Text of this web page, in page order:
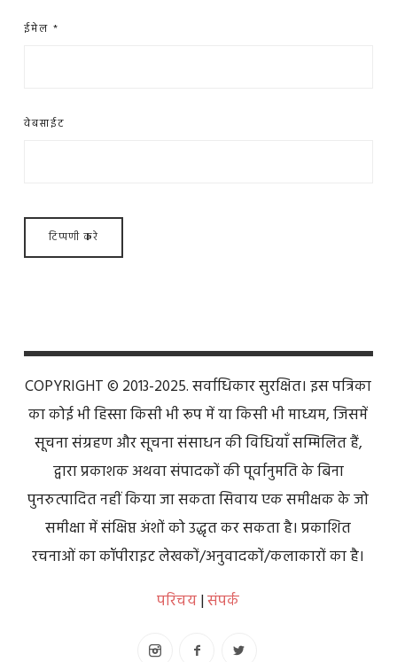
ईमेल *
वेबसाईट
COPYRIGHT © 2013-2025. सर्वाधिकार सुरक्षित। इस पत्रिका
का कोई भी हिस्सा किसी भी रूप में या किसी भी माध्यम, जिसमें
सूचना संग्रहण और सूचना संसाधन की विधियाँ सम्मिलित हैं,
द्वारा प्रकाशक अथवा संपादकों की पूर्वानुमति के बिना
पुनरुत्पादित नहीं किया जा सकता सिवाय एक समीक्षक के जो
समीक्षा में संक्षिप्त अंशों को उद्धृत कर सकता है। प्रकाशित
रचनाओं का कॉपीराइट लेखकों/अनुवादकों/कलाकारों का है।
परिचय|संपर्क